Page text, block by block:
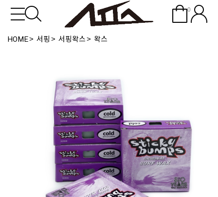
0
HOME 서핑 서핑왁스 왁스